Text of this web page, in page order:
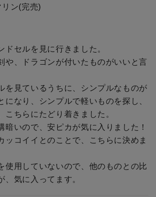
リン(完売)
ドセルを見に行きました。
や、ドラゴンが付いたものがいいと言
を見ているうちに、シンプルなものが
になり、シンプルで軽いものを探し、
こちらにたどり着きました。
暗いので、安ピカが気に入りました！
ッコイイとのことで、こちらに決めま
使用していないので、他のものとの比
、気に入ってます。